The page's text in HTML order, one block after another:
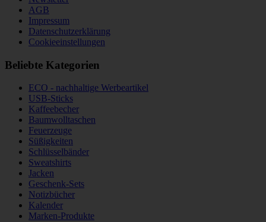
AGB
Impressum
Datenschutzerklärung
Cookieeinstellungen
Beliebte Kategorien
ECO - nachhaltige Werbeartikel
USB-Sticks
Kaffeebecher
Baumwolltaschen
Feuerzeuge
Süßigkeiten
Schlüsselbänder
Sweatshirts
Jacken
Geschenk-Sets
Notizbücher
Kalender
Marken-Produkte